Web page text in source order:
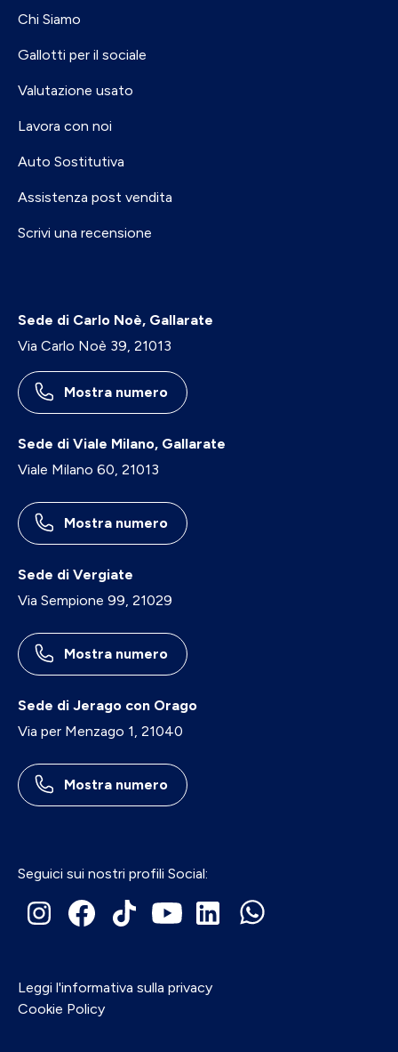
Chi Siamo
Gallotti per il sociale
Valutazione usato
Lavora con noi
Auto Sostitutiva
Assistenza post vendita
Scrivi una recensione
Sede di Carlo Noè, Gallarate
Via Carlo Noè 39, 21013
Mostra numero
Sede di Viale Milano, Gallarate
Viale Milano 60, 21013
Mostra numero
Sede di Vergiate
Via Sempione 99, 21029
Mostra numero
Sede di Jerago con Orago
Via per Menzago 1, 21040
Mostra numero
Seguici sui nostri profili Social:
Leggi l'informativa sulla privacy
Cookie Policy